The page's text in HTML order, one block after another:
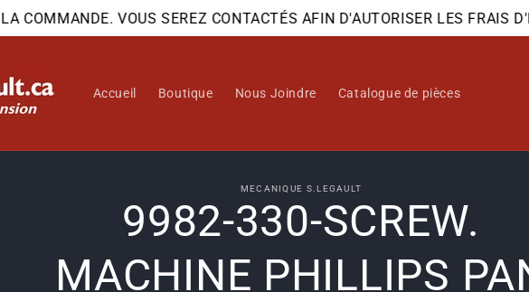
VOUS SEREZ CONTACTÉS AFIN D'AUTORISER LES FRAIS
Accueil Boutique Nous Joindre Catalogue de pièces
informations
MECANIQUE S.LEGAULT
9982-330-SCREW.
MACHINE PHILLIPS